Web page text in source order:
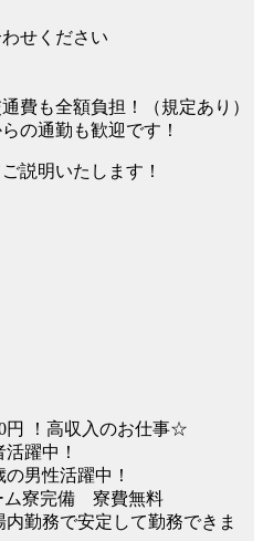
せください
費も全額負担！（規定あり）
の通勤も歓迎です！
説明いたします！
円 ！高収入のお仕事☆
躍中！
男性活躍中！
ム寮完備 寮費無料
勤務で安定して勤務できま